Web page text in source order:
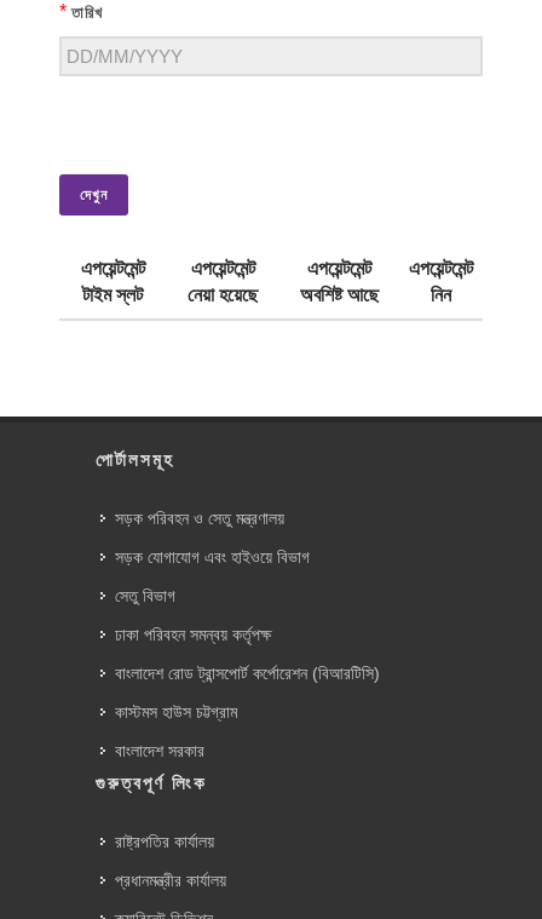
* তারিখ
দেখুন
এপয়েন্টমেন্ট
টাইম স্লট
এপয়েন্টমেন্ট
নেয়া হয়েছে
এপয়েন্টমেন্ট
অবশিষ্ট আছে
এপয়েন্টমেন্ট
নিন
পোর্টালসমূহ
সড়ক পরিবহন ও সেতু মন্ত্রণালয়
সড়ক যোগাযোগ এবং হাইওয়ে বিভাগ
সেতু বিভাগ
ঢাকা পরিবহন সমন্বয় কর্তৃপক্ষ
বাংলাদেশ রোড ট্রান্সপোর্ট কর্পোরেশন (বিআরটিসি)
কাস্টমস হাউস চট্টগ্রাম
বাংলাদেশ সরকার
গুরুত্বপূর্ণ লিংক
রাষ্ট্রপতির কার্যালয়
প্রধানমন্ত্রীর কার্যালয়